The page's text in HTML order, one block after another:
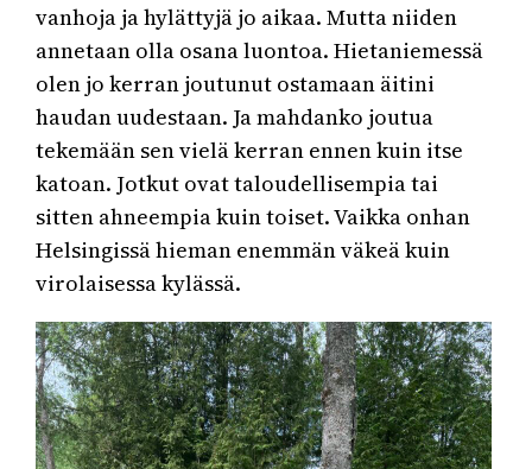
vanhoja ja hylättyjä jo aikaa. Mutta niiden
annetaan olla osana luontoa. Hietaniemessä
olen jo kerran joutunut ostamaan äitini
haudan uudestaan. Ja mahdanko joutua
tekemään sen vielä kerran ennen kuin itse
katoan. Jotkut ovat taloudellisempia tai
sitten ahneempia kuin toiset. Vaikka onhan
Helsingissä hieman enemmän väkeä kuin
virolaisessa kylässä.